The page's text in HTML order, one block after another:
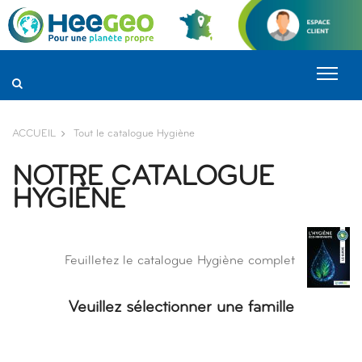
ACCUEIL Tout le catalogue Hygiène
NOTRE CATALOGUE
HYGIÈNE
Feuilletez le catalogue Hygiène complet
Veuillez sélectionner une famille
Panneau de gestion des cookies